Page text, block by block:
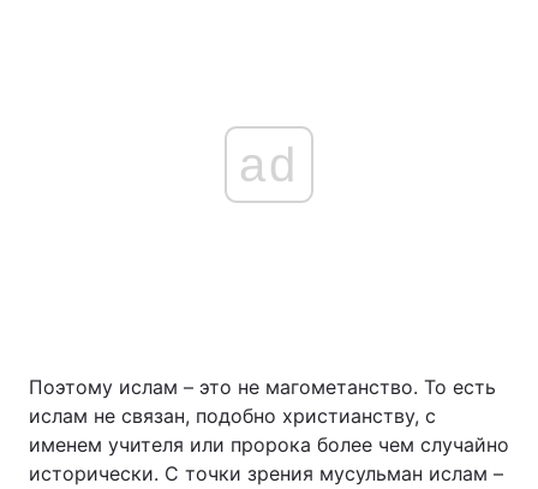
ad
Поэтому ислам – это не магометанство. То есть
ислам не связан, подобно христианству, с
именем учителя или пророка более чем случайно
исторически. С точки зрения мусульман ислам –